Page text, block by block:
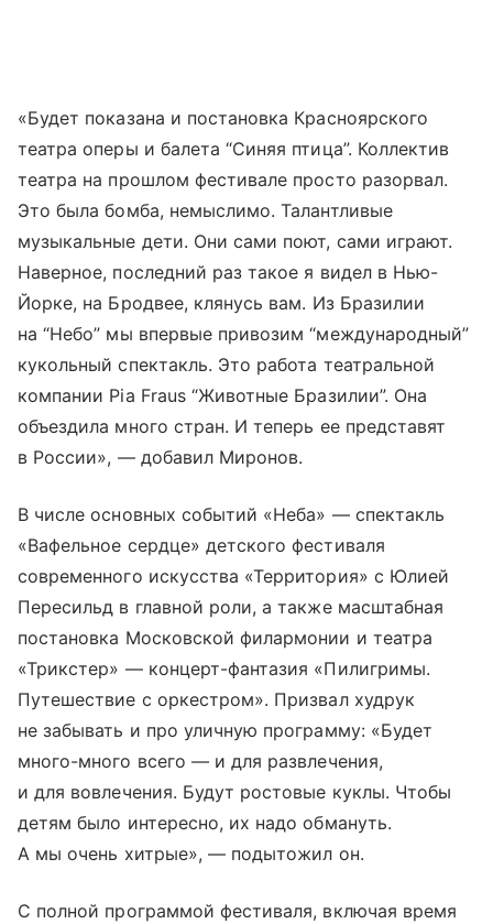
«Будет показана и постановка Красноярского
театра оперы и балета “Синяя птица”. Коллектив
театра на прошлом фестивале просто разорвал.
Это была бомба, немыслимо. Талантливые
музыкальные дети. Они сами поют, сами играют.
Наверное, последний раз такое я видел в Нью-
Йорке, на Бродвее, клянусь вам. Из Бразилии
на “Небо” мы впервые привозим “международный”
кукольный спектакль. Это работа театральной
компании Pia Fraus “Животные Бразилии”. Она
объездила много стран. И теперь ее представят
в России», — добавил Миронов.
В числе основных событий «Неба» — спектакль
«Вафельное сердце» детского фестиваля
современного искусства «Территория» с Юлией
Пересильд в главной роли, а также масштабная
постановка Московской филармонии и театра
«Трикстер» — концерт-фантазия «Пилигримы.
Путешествие с оркестром». Призвал худрук
не забывать и про уличную программу: «Будет
много-много всего — и для развлечения,
и для вовлечения. Будут ростовые куклы. Чтобы
детям было интересно, их надо обмануть.
А мы очень хитрые», — подытожил он.
С полной программой фестиваля, включая время